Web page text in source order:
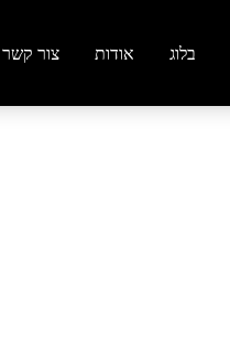
בלוג אודות צור קשר